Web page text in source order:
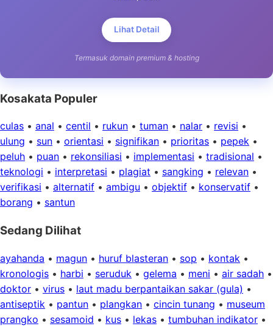
Lihat Detail
Termasuk domain premium & hosting
Kosakata Populer
culas • anal • centil • rukun • tuman • nalar • revisi •
ulung • sun • orientasi • signifikan • prioritas • pepek •
peluh • puan • rekonsiliasi • implementasi • tradisional •
teknologi • interpretasi • plagiat • sangking • relevan •
verifikasi • alternatif • ambigu • objektif • konservatif •
borang • santun
Sedang Dilihat
ayahanda • magun • huruf blasteran • sop • kontak •
kronologis • harbi • seruduk • gelema • meni • air sadah •
doktor • virus • laut madu berpantaikan sakar (gula) •
antiseptik • pantun • plangkan • cincin tunang • museum
prangko • sesamoid • kus • lekas • tumbuhan indikator •